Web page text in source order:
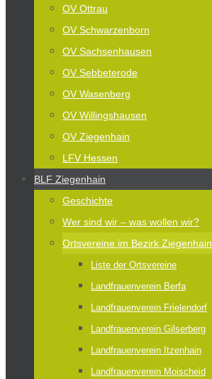
OV Ottrau
OV Schwarzenborn
OV Sachsenhausen
OV Sebbeterode
OV Wasenberg
OV Willingshausen
OV Ziegenhain
LFV Hessen
BLF Ziegenhain
Geschichte
Wer sind wir – was wollen wir?
Ortsvereine im Bezirk Ziegenhain
Liste der Ortsvereine
Landfrauenverein Berfa
Landfrauenverein Frielendorf
Landfrauenverein Gilserberg
Landfrauenverein Itzenhain
Landfrauenverein Moischeid